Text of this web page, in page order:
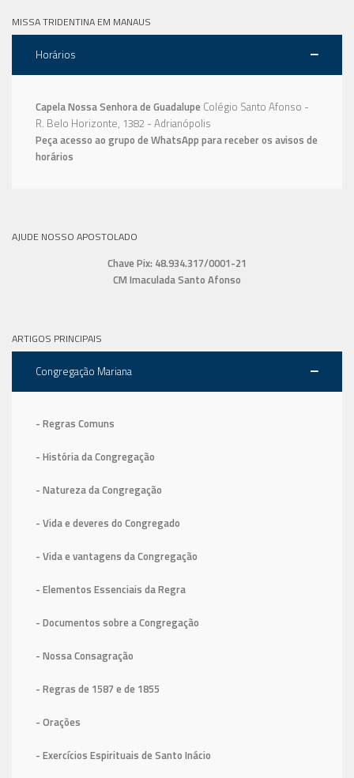
MISSA TRIDENTINA EM MANAUS
Horários
Capela Nossa Senhora de Guadalupe Colégio Santo Afonso -
R. Belo Horizonte, 1382 - Adrianópolis
Peça acesso ao grupo de WhatsApp para receber os avisos de
horários
AJUDE NOSSO APOSTOLADO
Chave Pix: 48.934.317/0001-21
CM Imaculada Santo Afonso
ARTIGOS PRINCIPAIS
Congregação Mariana
- Regras Comuns
- História da Congregação
- Natureza da Congregação
- Vida e deveres do Congregado
- Vida e vantagens da Congregação
- Elementos Essenciais da Regra
- Documentos sobre a Congregação
- Nossa Consagração
- Regras de 1587 e de 1855
- Orações
- Exercícios Espirituais de Santo Inácio